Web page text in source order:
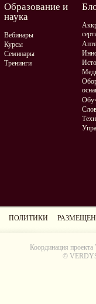
Образование и
наука
Вебинары
Курсы
Семинары
Тренинги
ПОЛИТИКИ
Координация проекта
©